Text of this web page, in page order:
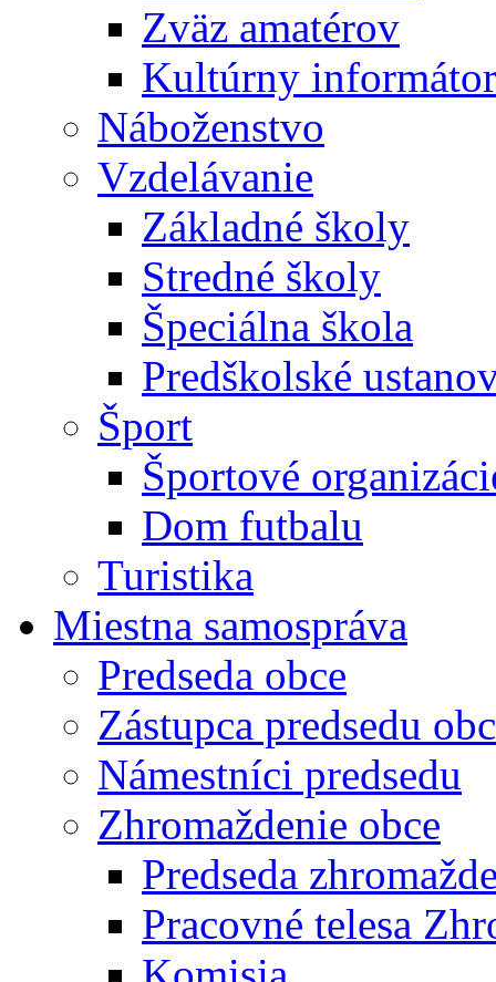
Zväz amatérov
Kultúrny informátor
Náboženstvo
Vzdelávanie
Základné školy
Stredné školy
Špeciálna škola
Predškolské
Šport
Športové
Dom futbalu
Turistika
Miestna samospráva
Predseda obce
Zástupca predsedu
Námestníci predsedu
Zhromaždenie obce
Predseda
Pracovné telesa